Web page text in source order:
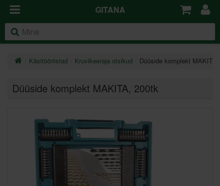
GITANA
Käsitööriistad Kruvikeeraja otsikud Düüside komplekt
Düüside komplekt MAKITA, 200tk